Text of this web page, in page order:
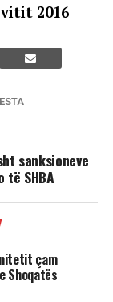
2016
sanksioneve
SHBA
çam
Shoqatës